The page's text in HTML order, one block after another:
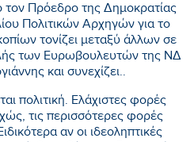
τον Πρόεδρο της Δημοκρατίας
Πολιτικών Αρχηγών για το
τονίζει μεταξύ άλλων σε
των Ευρωβουλευτών της ΝΔ
και συνεχίζει..
πολιτική. Ελάχιστες φορές
τις περισσότερες φορές
αν οι ιδεοληπτικές